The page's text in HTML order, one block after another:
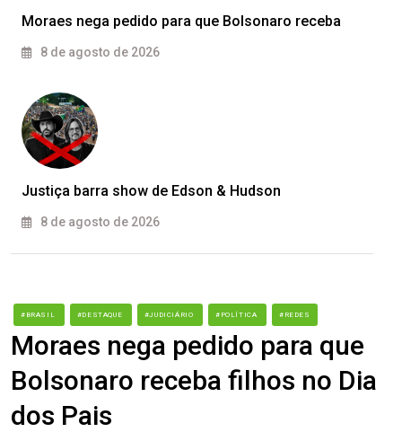
Moraes nega pedido para que Bolsonaro receba
8 de agosto de 2026
Justiça barra show de Edson & Hudson
8 de agosto de 2026
#BRASIL #DESTAQUE #JUDICIÁRIO #POLÍTICA #REDES
Moraes nega pedido para que
Bolsonaro receba filhos no Dia
dos Pais